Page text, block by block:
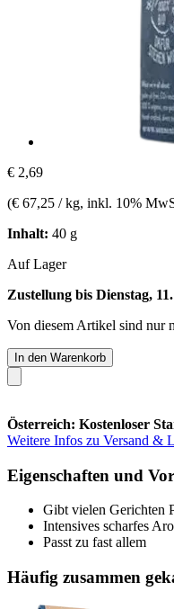
€ 2,69
(€ 67,25 / kg, inkl. 10%
Inhalt: 40 g
Auf Lager
Zustellung bis Dienstag,
Von diesem Artikel sind nur
In den Warenkorb
Österreich: Kostenloser
Weitere Infos zu Versand &
Eigenschaften und
Gibt vielen Gerichten
Intensives scharfes
Passt zu fast allem
Häufig zusammen